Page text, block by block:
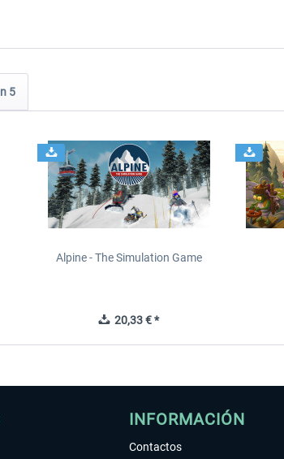
5
Alpine - The Simulation Game
20,33 € *
INFORMACIÓN
Contactos